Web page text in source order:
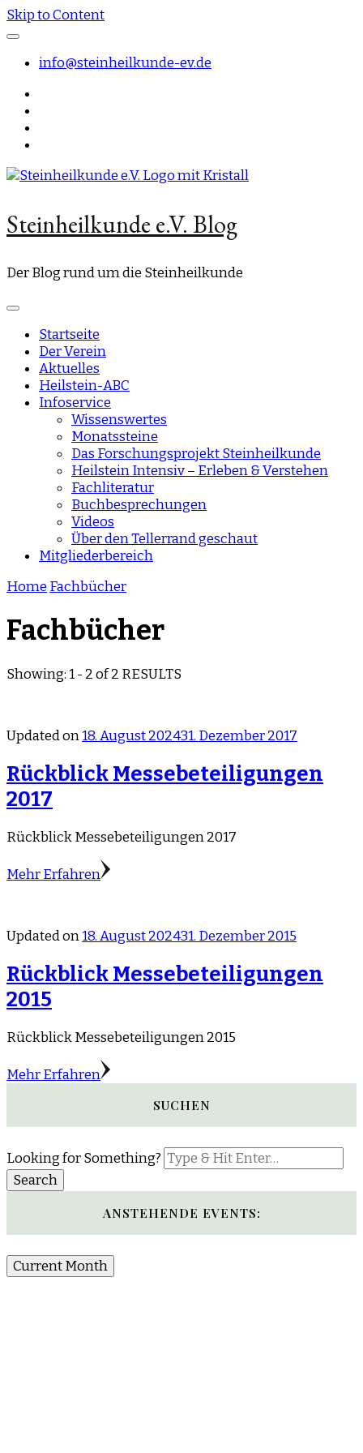
Skip to Content
info@steinheilkunde-ev.de
Steinheilkunde e.V. Blog
Der Blog rund um die Steinheilkunde
Startseite
Der Verein
Aktuelles
Heilstein-ABC
Infoservice
Wissenswertes
Monatssteine
Das Forschungsprojekt Steinheilkunde
Heilstein Intensiv – Erleben & Verstehen
Fachliteratur
Buchbesprechungen
Videos
Über den Tellerrand geschaut
Mitgliederbereich
Home Fachbücher
Fachbücher
Showing: 1 - 2 of 2 RESULTS
Updated on18. August 202431. Dezember 2017
Rückblick Messebeteiligungen
2017
Rückblick Messebeteiligungen 2017
Mehr Erfahren
Updated on18. August 202431. Dezember 2015
Rückblick Messebeteiligungen
2015
Rückblick Messebeteiligungen 2015
Mehr Erfahren
SUCHEN
Looking for Something?
ANSTEHENDE EVENTS:
Current Month